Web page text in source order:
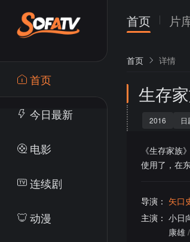
首页
今日最新
电影
连续剧
动漫
首页 片
首页 详情
生存
2016 日
《生存家族
使用了，在
导演： 矢口
主演： 小日
康雄 /